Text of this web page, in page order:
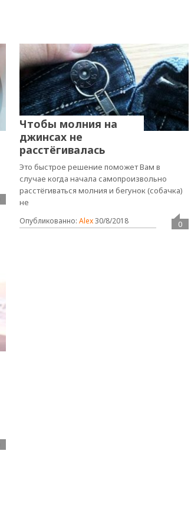
Чтобы молния на
джинсах не
расстёгивалась
Это быстрое решение поможет Вам в
случае когда начала самопроизвольно
расстёгиваться молния и бегунок (собачка)
не
Опубликованно: Alex30/8/2018 0